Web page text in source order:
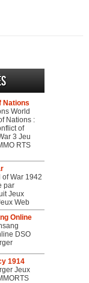
Nations
World
Nations :
of
3 Jeu
RTS
War 1942
par
Jeux
Web
Online
DSO
1914
Jeux